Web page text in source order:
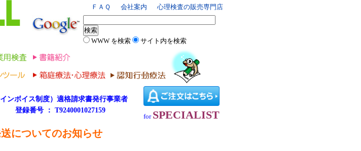
心理検査の販売専門店
会社案内
ＦＡＱ
WWW を検索 サイト内を検索
インボイス制度）適格請求書発行事業者
登録番号 ： T9240001027159
for SPECIALIST
についてのお知らせ